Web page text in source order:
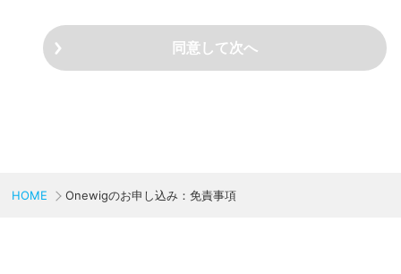
る際に利用するため
当団体の資金に資するほか、ご支援ご協力をご
当団体へのお問い合わせに対する対応のため
同意して次へ
HOME Onewigのお申し込み：免責事項